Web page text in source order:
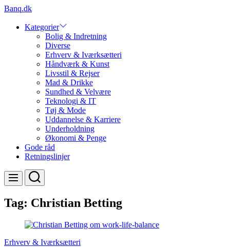
Skip
content
Banq.dk
Kategorier
Bolig & Indretning
Diverse
Erhverv & Iværksætteri
Håndværk & Kunst
Livsstil & Rejser
Mad & Drikke
Sundhed & Velvære
Teknologi & IT
Tøj & Mode
Uddannelse & Karriere
Underholdning
Økonomi & Penge
Gode råd
Retningslinjer
Menu Search
Tag: Christian Betting
Erhverv & Iværksætteri